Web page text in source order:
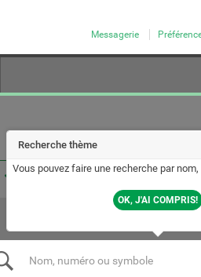
Messagerie
Recherche thème
Vous pouvez faire une recherche par
OK, J'AI COMPRIS!